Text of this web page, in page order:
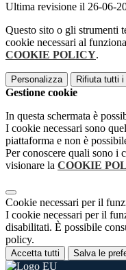
Ultima revisione il 26-06-
Questo sito o gli strumenti
cookie necessari al
COOKIE POLICY.
Personalizza Rifiuta tutti i
Gestione cookie
In questa schermata è
I cookie necessari sono
piattaforma e non è
Per conoscere quali sono i
visionare la COOKIE
Cookie necessari per il
I cookie necessari per il
disabilitati. È possibile
policy.
Accetta tutti Salva le